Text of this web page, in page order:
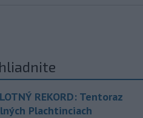
REKORD: Tentoraz
Plachtinciach